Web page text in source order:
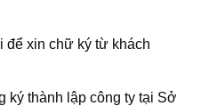
để xin chữ ký từ khách
ký thành lập công ty tại Sở